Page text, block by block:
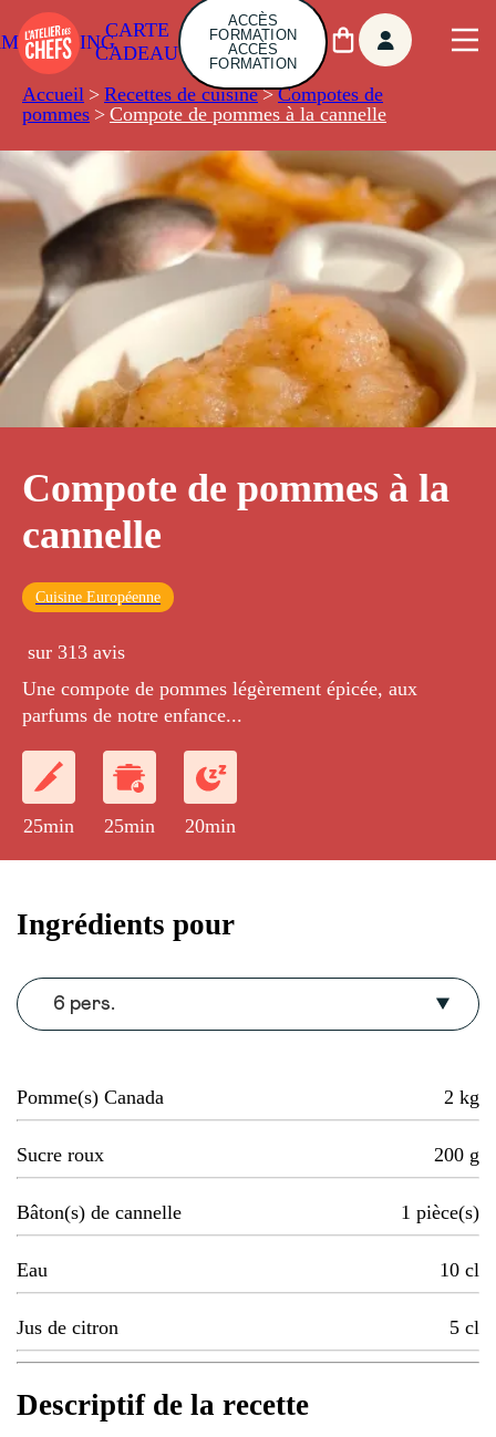
CARTE
CADEAU
ACCÈS
FORMATION
ACCÈS
FORMATION
Accueil > Recettes de cuisine > Compotes de
pommes > Compote de pommes à la cannelle
Compote de pommes à la
cannelle
Cuisine Européenne
sur 313 avis
Une compote de pommes légèrement épicée, aux
parfums de notre enfance...
25min 25min 20min
Ingrédients pour
6 pers.
Pomme(s) Canada 2 kg
Sucre roux 200 g
Bâton(s) de cannelle 1 pièce(s)
Eau 10 cl
Jus de citron 5 cl
Descriptif de la recette